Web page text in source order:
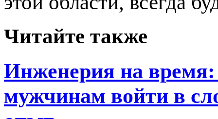
Читайте также
Инженерия на время:
мужчинам войти в